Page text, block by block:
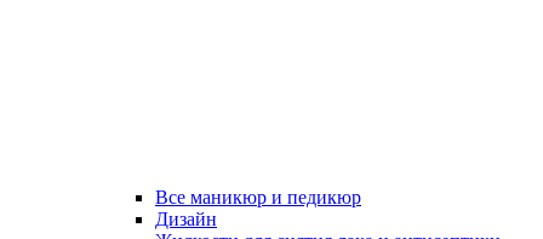
Все маникюр и педикюр
Дизайн